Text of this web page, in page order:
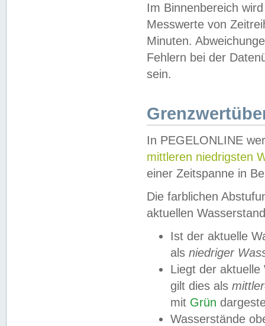
Im Binnenbereich
Messwerte von
Minuten.
Fehlern bei der
sein.
In PEGELONLINE
mittleren niedrigsten
einer Zeitspanne in
Die farblichen
aktuellen
Ist der aktuelle
als niedriger
Liegt der
gilt dies als
mit Grün
Wasserstände